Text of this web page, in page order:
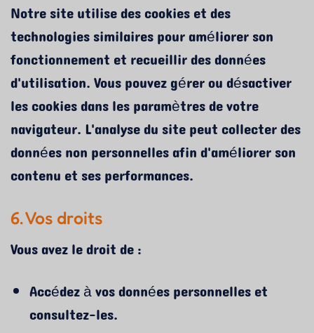
Notre site utilise des cookies et des
technologies similaires pour améliorer son
fonctionnement et recueillir des données
d'utilisation. Vous pouvez gérer ou désactiver
les cookies dans les paramètres de votre
navigateur. L'analyse du site peut collecter des
données non personnelles afin d'améliorer son
contenu et ses performances.
6. Vos droits
Vous avez le droit de :
Accédez à vos données personnelles et
consultez-les.